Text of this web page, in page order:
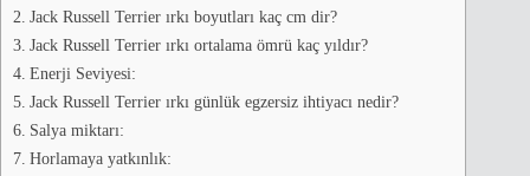
Jack Russell Terrier ırkı boyutları kaç cm dir?
Jack Russell Terrier ırkı ortalama ömrü kaç yıldır?
Enerji Seviyesi:
Jack Russell Terrier ırkı günlük egzersiz ihtiyacı nedir?
Salya miktarı:
Horlamaya yatkınlık: